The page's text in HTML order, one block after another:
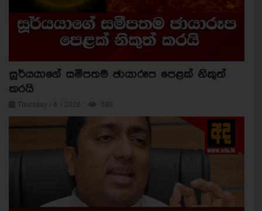
සූර්යයාගේ සමීපතම ඡායාරූප පෙළක් නිකුත්
කරයි
Thursday / 6 / 2026 580